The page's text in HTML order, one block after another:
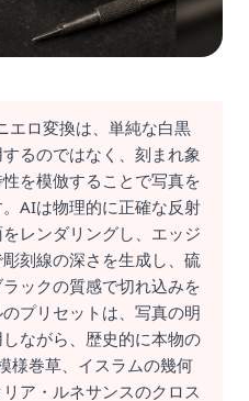
エロ変換は、単純な白黒
るのではなく、刻まれ象
を模倣することで写真を
AIは物理的に正確な反射
レンダリングし、エッジ
刻線の深さを生成し、硫
ックの質感で切れ込みを
プリセットは、写真の明
ながら、歴史的に本物の
様巻草、イスラムの幾何
ア・ルネサンスのクロス